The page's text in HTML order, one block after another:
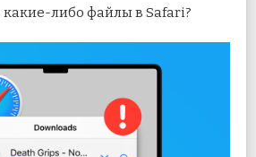
ФАЙЛЫ
какие-либо файлы в Safari?